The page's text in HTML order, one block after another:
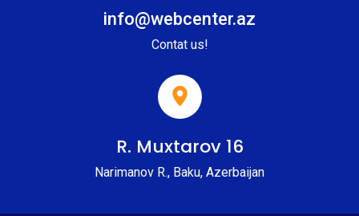
info@webcenter.az
Contat us!
R. Muxtarov 16
Narimanov R., Baku, Azerbaijan